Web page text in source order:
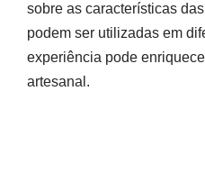
sobre as características
podem ser utilizadas em
experiência pode
artesanal.